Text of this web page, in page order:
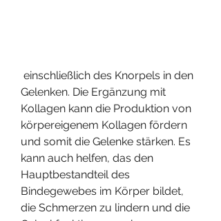
Gelenken. Die Ergänzung mit
Kollagen kann die Produktion von
körpereigenem Kollagen fördern
und somit die Gelenke stärken. Es
kann auch helfen, das den
Hauptbestandteil des
Bindegewebes im Körper bildet,
die Schmerzen zu lindern und die